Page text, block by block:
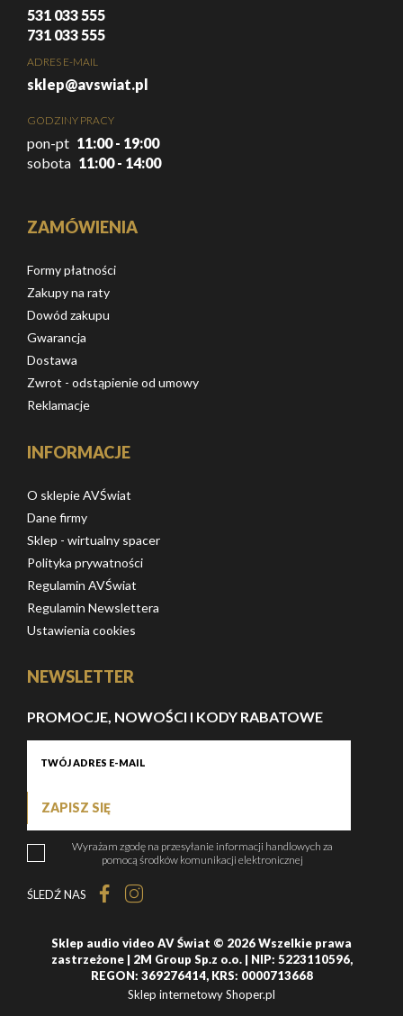
531 033 555
731 033 555
ADRES E-MAIL
sklep@avswiat.pl
GODZINY PRACY
pon-pt 11:00 - 19:00
sobota 11:00 - 14:00
ZAMÓWIENIA
Formy płatności
Zakupy na raty
Dowód zakupu
Gwarancja
Dostawa
Zwrot - odstąpienie od umowy
Reklamacje
INFORMACJE
O sklepie AVŚwiat
Dane firmy
Sklep - wirtualny spacer
Polityka prywatności
Regulamin AVŚwiat
Regulamin Newslettera
Ustawienia cookies
NEWSLETTER
PROMOCJE, NOWOŚCI I KODY RABATOWE
ZAPISZ SIĘ
Wyrażam zgodę na przesyłanie informacji handlowych za
pomocą środków komunikacji elektronicznej
ŚLEDŹ NAS
Sklep audio video AV Świat © 2026 Wszelkie prawa
zastrzeżone | 2M Group Sp.z o.o. | NIP: 5223110596,
REGON: 369276414, KRS: 0000713668
Sklep internetowy Shoper.pl